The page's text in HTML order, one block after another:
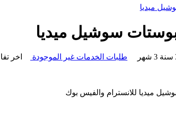
ميديا
سوشيل ميديا
طلبات الخدمات غير الموجودة اخر تفاعل
ميديا للانسترام والفيس بوك